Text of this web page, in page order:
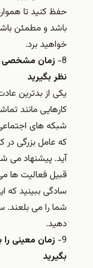
حفظ کنید تا
باشد و مطمئن
خواهید برد.
8- زمان مشخصی
نظر بگیرید
یکی از بدترین
کارهایی مانند
شبکه های
که عامل بزرگی
آید. پیشنهاد می
قبیل فعالیت ها
سادگی ببینید که
شما را می
دهید.
9- زمان معینی را
بگیرید